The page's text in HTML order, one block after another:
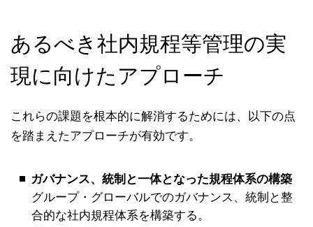
あるべき社内規程等管理の実
現に向けたアプローチ
これらの課題を根本的に解消するためには、以下の点
を踏まえたアプローチが有効です。
ガバナンス、統制と一体となった規程体系の構築
グループ・グローバルでのガバナンス、統制と整
合的な社内規程体系を構築する。